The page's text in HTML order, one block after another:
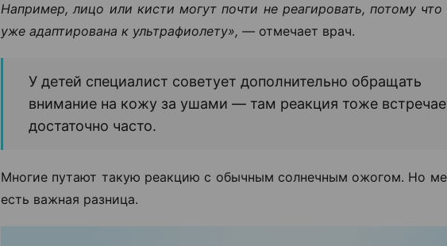
Например, лицо или кисти могут почти не реагировать, потому
уже адаптирована к ультрафиолету», — отмечает врач.
У детей специалист советует дополнительно обращать
внимание на кожу за ушами — там реакция тоже
достаточно часто.
Многие путают такую реакцию с обычным солнечным ожогом. Но
есть важная разница.